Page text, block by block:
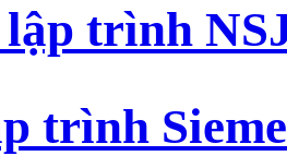
lập trình
trình